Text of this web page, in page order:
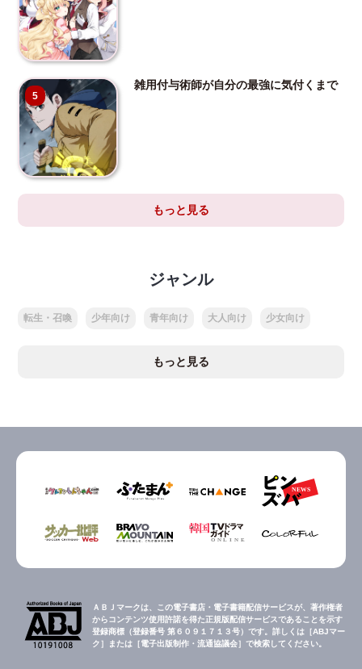
5
雑用付与術師が自分の最強に気付くまで
もっと見る
ジャンル
転生・召喚 少年向け 青年向け 大人向け 少女向け
もっと見る
ＡＢＪマークは、この電子書店・電子書籍配信サービスが、著作権者
からコンテンツ使用許諾を得た正規版配信サービスであることを示す
登録商標（登録番号 第６０９１７１３号）です。詳しくは［ABJマー
ク］または［電子出版制作・流通協議会］で検索してください。